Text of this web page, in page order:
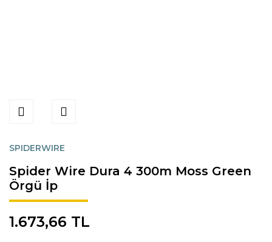
SPIDERWIRE
Spider Wire Dura 4 300m Moss Green
Örgü İp
1.673,66 TL